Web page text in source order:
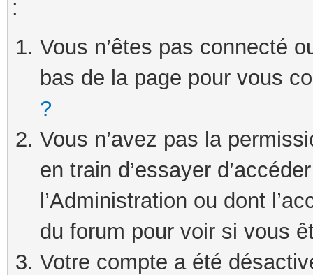
:
Vous n’êtes pas connecté
bas de la page pour vous
?
Vous n’avez pas la
en train d’essayer
l’Administration ou dont
du forum pour voir si vous
Votre compte a été